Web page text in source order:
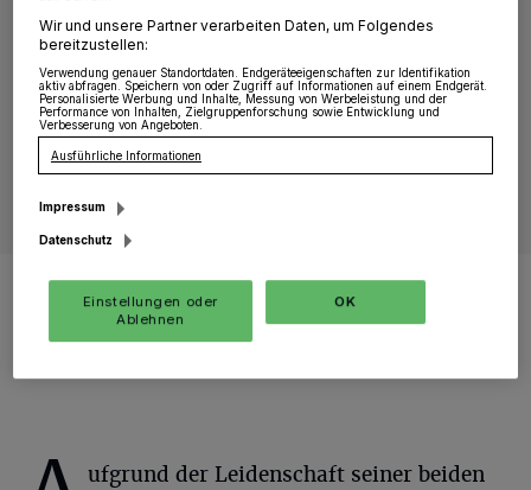
Das Königspaar zusammen mit dem Reiercorps „Gut Neuhaus“. Die
Vorfreude ist bei allen natürlich sehr, sehr groß.
Foto: BSV/MOSHF
ufgrund der Leidenschaft seiner beiden
Wir und unsere Partner verarbeiten Daten, um Folgendes
bereitzustellen:
Verwendung genauer Standortdaten. Endgeräteeigenschaften zur Identifikation
aktiv abfragen. Speichern von oder Zugriff auf Informationen auf einem Endgerät.
Personalisierte Werbung und Inhalte, Messung von Werbeleistung und der
Performance von Inhalten, Zielgruppenforschung sowie Entwicklung und
Verbesserung von Angeboten.
Ausführliche Informationen
Impressum
Datenschutz
Einstellungen oder
Ablehnen
OK